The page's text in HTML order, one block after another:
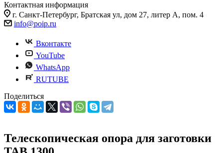
Контактная информация
г. Санкт-Петербург, Братская ул, дом 27, литер А, пом. 4
info@poip.ru
Вконтакте
YouTube
WhatsApp
RUTUBE
Поделиться
Телескопическая опора для заготовки